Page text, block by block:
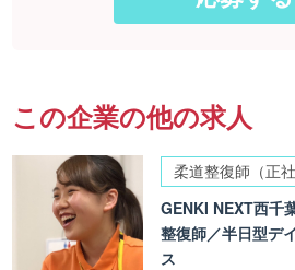
この企業の他の求人
柔道整復師（正社
GENKI NEXT西千
整復師／半日型デ
ス